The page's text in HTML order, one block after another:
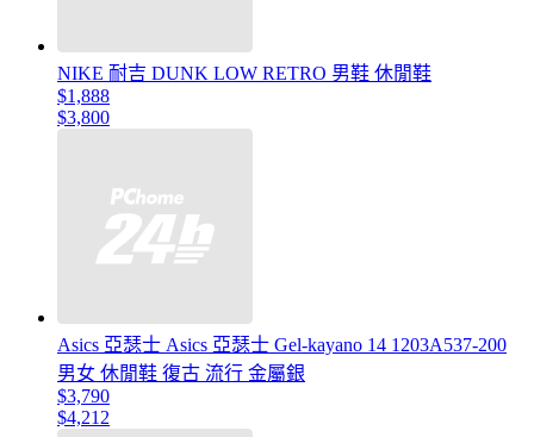
NIKE 耐吉 DUNK LOW RETRO 男鞋 休閒鞋
$1,888
$3,800
Asics 亞瑟士 Asics 亞瑟士 Gel-kayano 14 1203A537-200
男女 休閒鞋 復古 流行 金屬銀
$3,790
$4,212